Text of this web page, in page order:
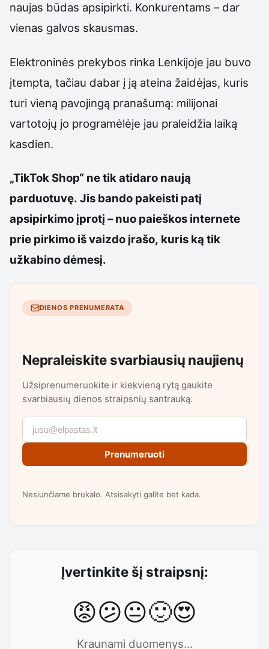
naujas būdas apsipirkti. Konkurentams – dar
vienas galvos skausmas.
Elektroninės prekybos rinka Lenkijoje jau buvo
įtempta, tačiau dabar į ją ateina žaidėjas, kuris
turi vieną pavojingą pranašumą: milijonai
vartotojų jo programėlėje jau praleidžia laiką
kasdien.
„TikTok Shop“ ne tik atidaro naują
parduotuvę. Jis bando pakeisti patį
apsipirkimo įprotį – nuo paieškos internete
prie pirkimo iš vaizdo įrašo, kuris ką tik
užkabino dėmesį.
DIENOS PRENUMERATA
Nepraleiskite svarbiausių naujienų
Užsiprenumeruokite ir kiekvieną rytą gaukite
svarbiausių dienos straipsnių santrauką.
Prenumeruoti
Nesiunčiame brukalo. Atsisakyti galite bet kada.
Įvertinkite šį straipsnį:
😡😕😐🙂😍
Kraunami duomenys...